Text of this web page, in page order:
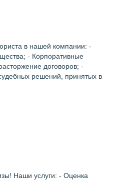
в нашей компании: -
- Корпоративные
договоров; -
решений, принятых в
Наши услуги: - Оценка